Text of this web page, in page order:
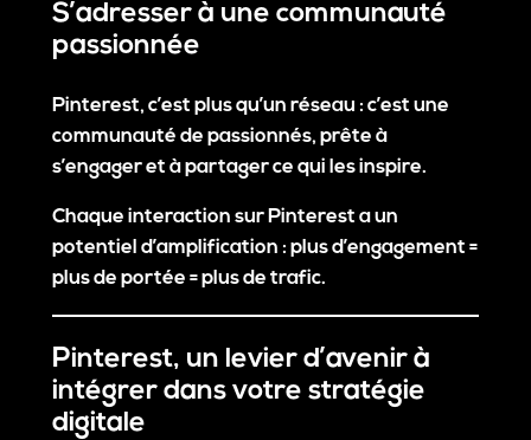
S’adresser à une communauté
passionnée
Pinterest, c’est plus qu’un réseau : c’est une
communauté de passionnés, prête à
s’engager et à partager ce qui les inspire.
Chaque interaction sur Pinterest a un
potentiel d’amplification : plus d’engagement =
plus de portée = plus de trafic.
Pinterest, un levier d’avenir à
intégrer dans votre stratégie
digitale